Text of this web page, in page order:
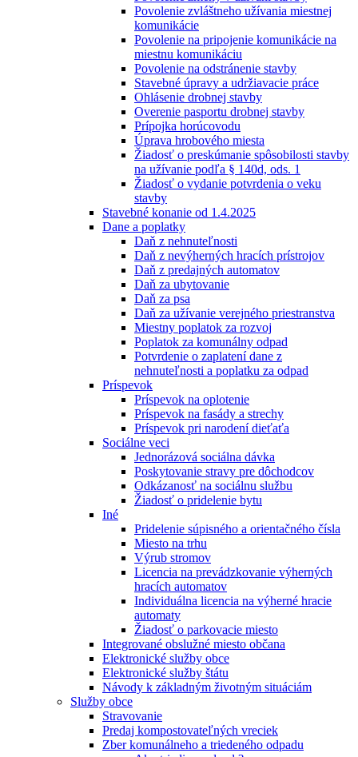
Povolenie zvláštneho užívania miestnej
komunikácie
Povolenie na pripojenie komunikácie na
miestnu komunikáciu
Povolenie na odstránenie stavby
Stavebné úpravy a udržiavacie práce
Ohlásenie drobnej stavby
Overenie pasportu drobnej stavby
Prípojka horúcovodu
Úprava hrobového miesta
Žiadosť o preskúmanie spôsobilosti stavby
na užívanie podľa § 140d, ods. 1
Žiadosť o vydanie potvrdenia o veku
stavby
Stavebné konanie od 1.4.2025
Dane a poplatky
Daň z nehnuteľnosti
Daň z nevýherných hracích prístrojov
Daň z predajných automatov
Daň za ubytovanie
Daň za psa
Daň za užívanie verejného priestranstva
Miestny poplatok za rozvoj
Poplatok za komunálny odpad
Potvrdenie o zaplatení dane z
nehnuteľnosti a poplatku za odpad
Príspevok
Príspevok na oplotenie
Príspevok na fasády a strechy
Príspevok pri narodení dieťaťa
Sociálne veci
Jednorázová sociálna dávka
Poskytovanie stravy pre dôchodcov
Odkázanosť na sociálnu službu
Žiadosť o pridelenie bytu
Iné
Pridelenie súpisného a orientačného čísla
Miesto na trhu
Výrub stromov
Licencia na prevádzkovanie výherných
hracích automatov
Individuálna licencia na výherné hracie
automaty
Žiadosť o parkovacie miesto
Integrované obslužné miesto občana
Elektronické služby obce
Elektronické služby štátu
Návody k základným životným situáciám
Služby obce
Stravovanie
Predaj kompostovateľných vreciek
Zber komunálneho a triedeného odpadu